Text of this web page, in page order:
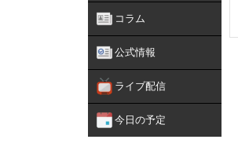
コラム
公式情報
ライブ配信
今日の予定